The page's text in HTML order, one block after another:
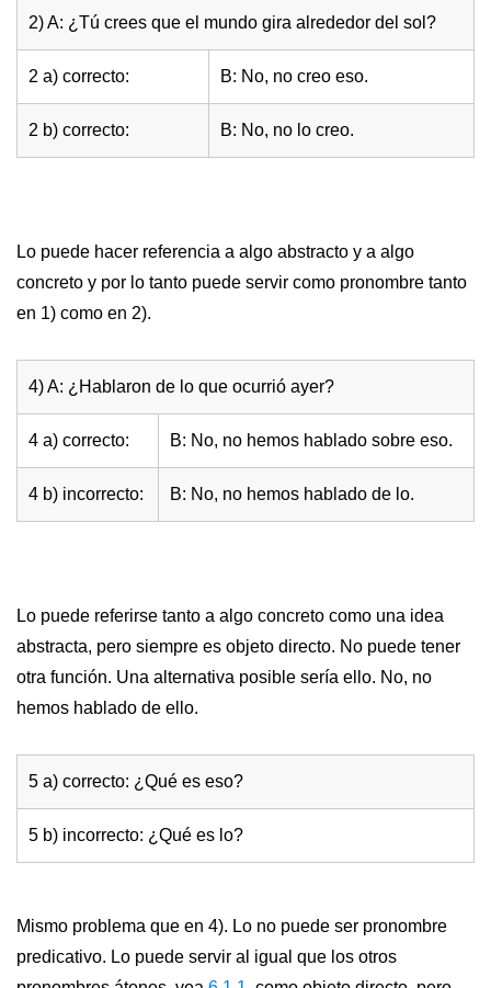
2) A: ¿Tú crees que el mundo gira alrededor del sol?
2 a) correcto: B: No, no creo eso.
2 b) correcto: B: No, no lo creo.
Lo puede hacer referencia a algo abstracto y a algo
concreto y por lo tanto puede servir como pronombre tanto
en 1) como en 2).
4) A: ¿Hablaron de lo que ocurrió ayer?
4 a) correcto: B: No, no hemos hablado sobre eso.
4 b) incorrecto: B: No, no hemos hablado de lo.
Lo puede referirse tanto a algo concreto como una idea
abstracta, pero siempre es objeto directo. No puede tener
otra función. Una alternativa posible sería ello. No, no
hemos hablado de ello.
5 a) correcto: ¿Qué es eso?
5 b) incorrecto: ¿Qué es lo?
Mismo problema que en 4). Lo no puede ser pronombre
predicativo. Lo puede servir al igual que los otros